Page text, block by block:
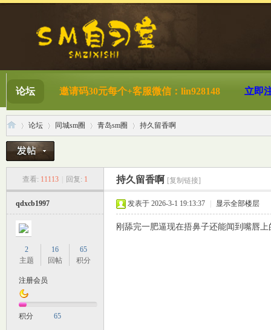
论坛 邀请码30元每个+客服微信：lin928148 立即
论坛
›
同城sm圈
›
青岛sm圈
›
持久留香啊
查看: 11113 回复: 1 持久留香啊 [复制链接]
qdxcb1997
2
主题
16
回帖
65
积分
注册会员
积分 65
发表于 2026-3-1 19:13:37 显示全部楼层
刚舔完一肥逼现在捂鼻子还能闻到嘴唇